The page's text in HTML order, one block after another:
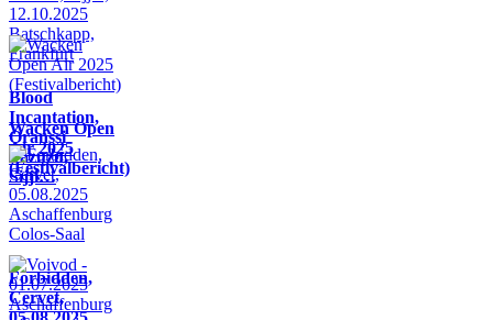
Blood
Incantation,
Oranssi
Pazuzu,
Sijji…
Wacken Open
Air 2025
(Festivalbericht)
Forbidden,
Cervet,